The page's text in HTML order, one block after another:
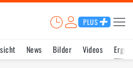
PLUS
News Bilder Videos